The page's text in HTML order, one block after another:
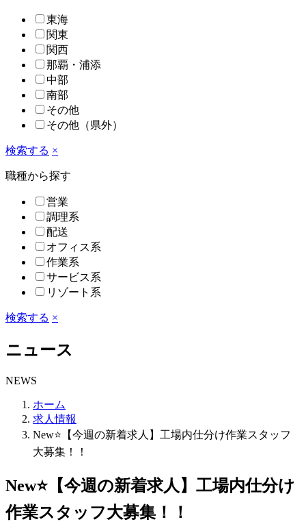
東海
関東
関西
那覇・浦添
中部
南部
その他
その他（県外）
検索する ×
職種から探す
営業
調理系
配送
オフィス系
作業系
サービス系
リゾート系
検索する ×
ニュース
NEWS
ホーム
求人情報
New⭐【今週の新着求人】工場内仕分け作業スタッフ
大募集！！
New⭐【今週の新着求人】工場内仕分け
作業スタッフ大募集！！